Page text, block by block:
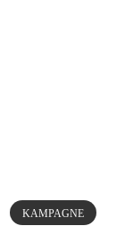
KAMPAGNE